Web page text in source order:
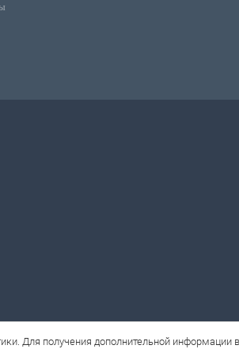
Для получения дополнительной